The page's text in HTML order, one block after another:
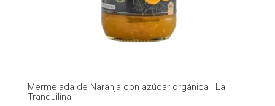
Mermelada de Naranja con azúcar orgánica | La
Tranquilina